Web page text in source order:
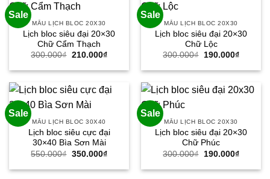
Sale
MẪU LỊCH BLOC 20X30
Lịch bloc siêu đại 20×30
Chữ Cẩm Thạch
300.000₫ Giá
là:
210.000₫Giá
tại
210.000₫.
Sale
MẪU LỊCH BLOC 20X30
Lịch bloc siêu đại 20×30
Chữ Lộc
300.000₫
Giá
là:
190.000₫Giá
tại
Sale
MẪU LỊCH BLOC 30X40
Lịch bloc siêu cực đại
30×40 Bìa Sơn Mài
550.000₫ Giá
là:
350.000₫Giá
tại
Sale
MẪU LỊCH BLOC 20X30
Lịch bloc siêu đại 20×30
Chữ Phúc
300.000₫
Giá
là:
190.000₫Giá
tại